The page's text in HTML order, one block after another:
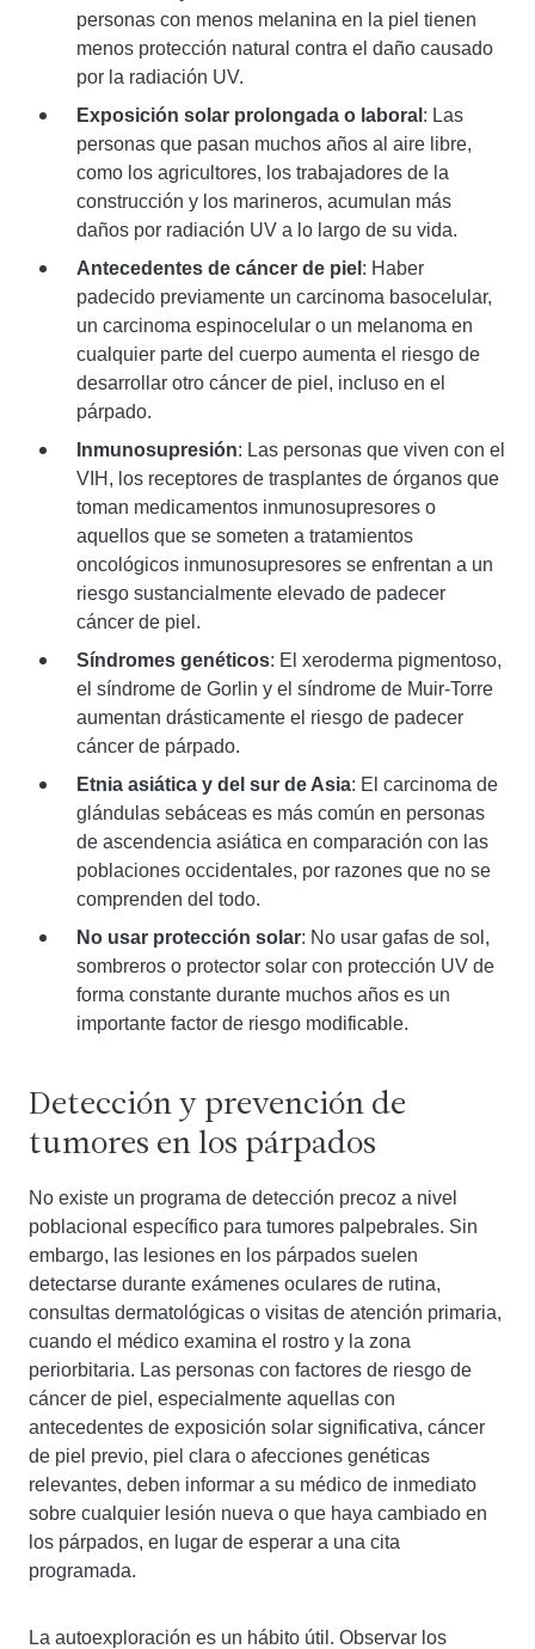
personas con menos melanina en la piel tienen
menos protección natural contra el daño causado
por la radiación UV.
Exposición solar prolongada o laboral : Las
personas que pasan muchos años al aire libre,
como los agricultores, los trabajadores de la
construcción y los marineros, acumulan más
daños por radiación UV a lo largo de su vida.
Antecedentes de cáncer de piel : Haber
padecido previamente un carcinoma basocelular,
un carcinoma espinocelular o un melanoma en
cualquier parte del cuerpo aumenta el riesgo de
desarrollar otro cáncer de piel, incluso en el
párpado.
Inmunosupresión: Las personas que viven con el
VIH, los receptores de trasplantes de órganos que
toman medicamentos inmunosupresores o
aquellos que se someten a tratamientos
oncológicos inmunosupresores se enfrentan a un
riesgo sustancialmente elevado de padecer
cáncer de piel.
Síndromes genéticos: El xeroderma pigmentoso,
el síndrome de Gorlin y el síndrome de Muir-Torre
aumentan drásticamente el riesgo de padecer
cáncer de párpado.
Etnia asiática y del sur de Asia: El carcinoma de
glándulas sebáceas es más común en personas
de ascendencia asiática en comparación con las
poblaciones occidentales, por razones que no se
comprenden del todo.
No usar protección solar: No usar gafas de sol,
sombreros o protector solar con protección UV de
forma constante durante muchos años es un
importante factor de riesgo modificable.
Detección y prevención de
tumores en los párpados
No existe un programa de detección precoz a nivel
poblacional específico para tumores palpebrales. Sin
embargo, las lesiones en los párpados suelen
detectarse durante exámenes oculares de rutina,
consultas dermatológicas o visitas de atención primaria,
cuando el médico examina el rostro y la zona
periorbitaria. Las personas con factores de riesgo de
cáncer de piel, especialmente aquellas con
antecedentes de exposición solar significativa, cáncer
de piel previo, piel clara o afecciones genéticas
relevantes, deben informar a su médico de inmediato
sobre cualquier lesión nueva o que haya cambiado en
los párpados, en lugar de esperar a una cita
programada.
La autoexploración es un hábito útil. Observar los